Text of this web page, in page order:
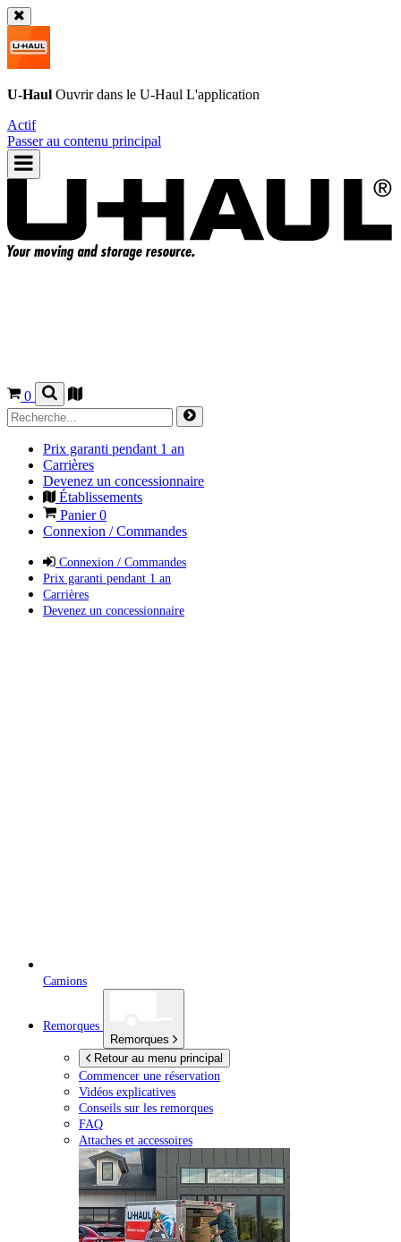
U-Haul Ouvrir dans le U-Haul L'application
Actif
Passer au contenu principal
0
Prix garanti pendant 1 an
Carrières
Devenez un concessionnaire
Établissements
Panier0
Connexion / Commandes
Connexion / Commandes
Prix garanti pendant 1 an
Carrières
Devenez un concessionnaire
Camions
Remorques
Remorques
Retour au menu principal
Commencer une réservation
Vidéos explicatives
Conseils sur les remorques
FAQ
Attaches et accessoires